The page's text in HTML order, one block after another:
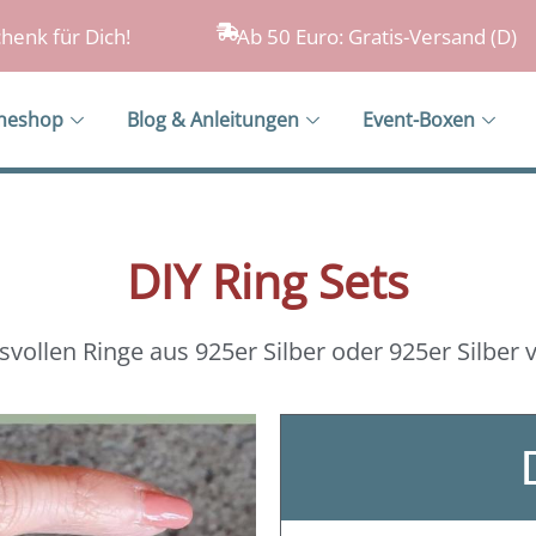
für Dich! Ab 50 Euro: Gratis-Versand (D)
Blog & Anleitungen Event-Boxen
DIY Ring Sets
Ringe aus 925er Silber oder 925er Silber